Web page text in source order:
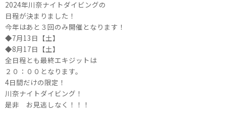
2024年川奈ナイトダイビングの
日程が決まりました！
今年はあと３回のみ開催となります！
◆7月13日【土】
◆8月17日【土】
全日程とも最終エキジットは
２０：００となります。
4日間だけの限定！
川奈ナイトダイビング！
是非 お見逃しなく！！！